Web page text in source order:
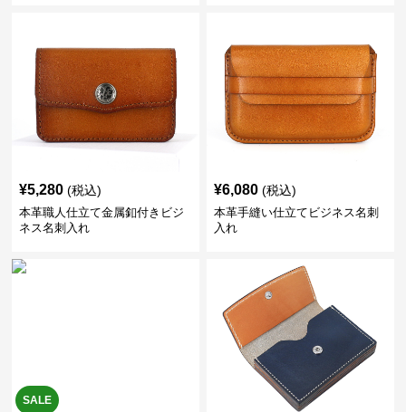
¥5,280 (税込)
本革職人仕立て金属釦付きビジ
ネス名刺入れ
¥6,080 (税込)
本革手縫い仕立てビジネス名刺
入れ
SALE